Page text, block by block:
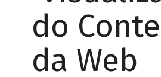
do
da Web